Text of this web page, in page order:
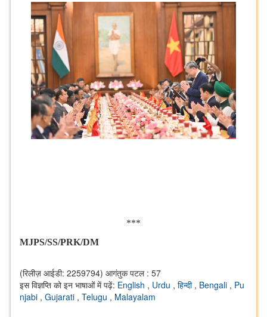
***
MJPS/SS/PRK/DM
(रिलीज़ आईडी: 2259794) आगंतुक पटल : 57
इस विज्ञप्ति को इन भाषाओं में पढ़ें: English , Urdu , हिन्दी , Bengali , Pu
njabi , Gujarati , Telugu , Malayalam